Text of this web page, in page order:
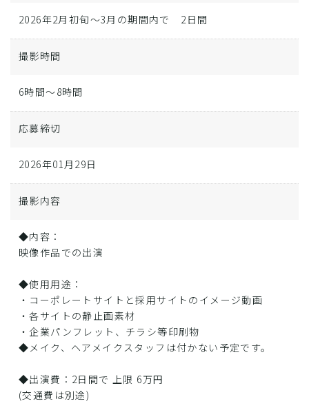
2026年2月初旬〜3月の期間内で 2日間
撮影時間
6時間～8時間
応募締切
2026年01月29日
撮影内容
◆内容：
映像作品での出演
◆使用用途：
・コーポレートサイトと採用サイトのイメージ動画
・各サイトの静止画素材
・企業パンフレット、チラシ等印刷物
◆メイク、ヘアメイクスタッフは付かない予定です。
◆出演費：2日間で 上限 6万円
(交通費は別途)